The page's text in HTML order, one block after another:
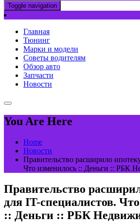
Toggle navigation
Главная
Тюнинг
Марки и модели
Советы водителям
Обзор авто
Запчасти
Новости
You Are Here
Home
Новости
Правительство расширило
Что изменилось :: Деньги :: РБК
Правительство
для IT-специалистов.
:: Деньги :: РБК